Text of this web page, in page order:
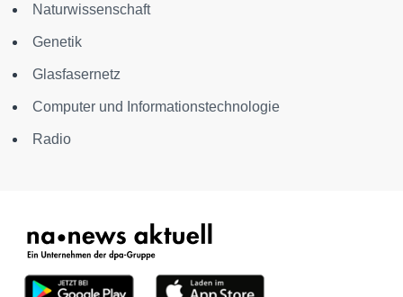
Naturwissenschaft
Genetik
Glasfasernetz
Computer und Informationstechnologie
Radio